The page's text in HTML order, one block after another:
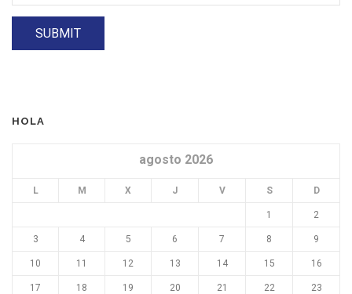
HOLA
agosto 2026
L M X J V S D
1 2
3 4 5 6 7 8 9
10 11 12 13 14 15 16
17 18 19 20 21 22 23